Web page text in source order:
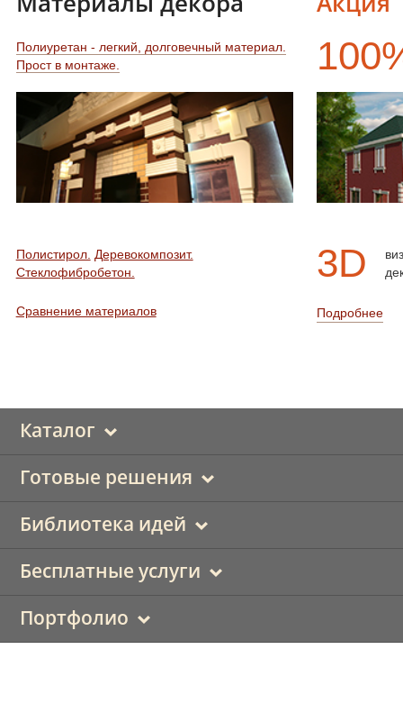
3D
Подробнее
Полиуретан - легкий, долговечный материал.
Прост в монтаже.
Полистирол. Деревокомпозит.
Стеклофибробетон.
Сравнение материалов
Каталог
Готовые решения
Библиотека идей
Бесплатные услуги
Портфолио